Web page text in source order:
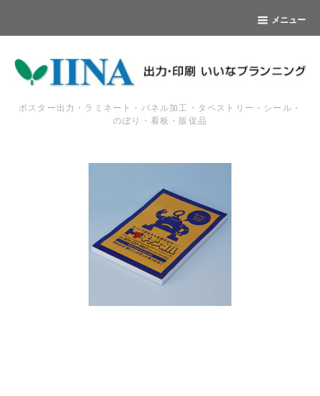
メニュー
ポスター出力・ラミネート・パネル加工・タペストリー・シール・
のぼり・看板・販促品